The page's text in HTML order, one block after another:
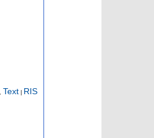
Text RIS